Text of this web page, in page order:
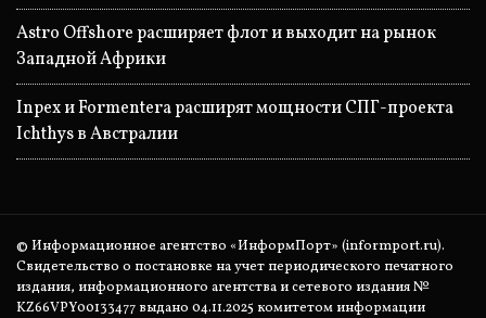
Astro Offshore расширяет флот и выходит на рынок
Западной Африки
Inpex и Formentera расширят мощности СПГ-проекта
Ichthys в Австралии
© Информационное агентство «ИнформПорт» (informport.ru).
Свидетельство о постановке на учет периодического печатного
издания, информационного агентства и сетевого издания №
KZ66VPY00133477 выдано 04.11.2025 комитетом информации